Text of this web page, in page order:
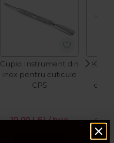
Cupio Instrument din
inox pentru cuticule
CP5
10,00LEI / buc